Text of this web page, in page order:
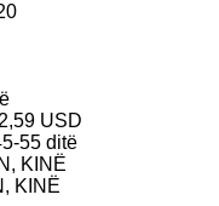
USD
55 ditë
KINË
KINË